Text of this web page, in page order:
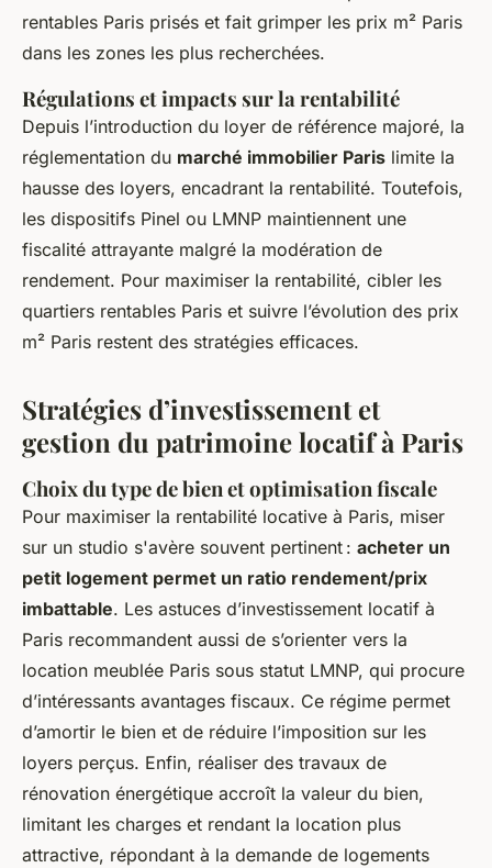
rentables Paris prisés et fait grimper les prix m² Paris
dans les zones les plus recherchées.
Régulations et impacts sur la rentabilité
Depuis l’introduction du loyer de référence majoré, la
réglementation du marché immobilier Paris limite la
hausse des loyers, encadrant la rentabilité. Toutefois,
les dispositifs Pinel ou LMNP maintiennent une
fiscalité attrayante malgré la modération de
rendement. Pour maximiser la rentabilité, cibler les
quartiers rentables Paris et suivre l’évolution des prix
m² Paris restent des stratégies efficaces.
Stratégies d’investissement et
gestion du patrimoine locatif à Paris
Choix du type de bien et optimisation fiscale
Pour maximiser la rentabilité locative à Paris, miser
sur un studio s'avère souvent pertinent : acheter un
petit logement permet un ratio rendement/prix
imbattable. Les astuces d’investissement locatif à
Paris recommandent aussi de s’orienter vers la
location meublée Paris sous statut LMNP, qui procure
d’intéressants avantages fiscaux. Ce régime permet
d’amortir le bien et de réduire l’imposition sur les
loyers perçus. Enfin, réaliser des travaux de
rénovation énergétique accroît la valeur du bien,
limitant les charges et rendant la location plus
attractive, répondant à la demande de logements